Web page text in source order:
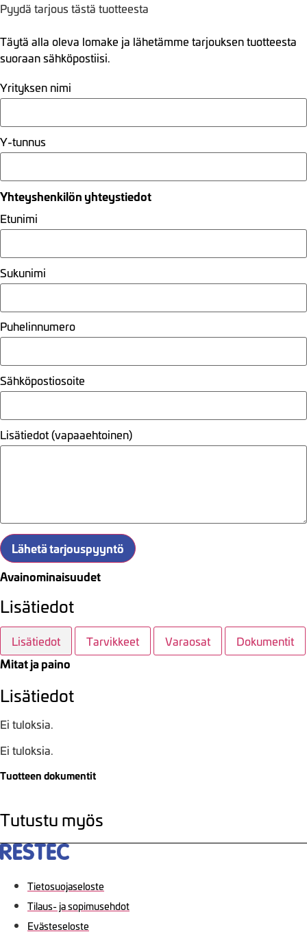
Pyydä tarjous tästä tuotteesta
Täytä alla oleva lomake ja lähetämme tarjouksen tuotteesta
suoraan sähköpostiisi.
Yrityksen nimi
Y-tunnus
Yhteyshenkilön yhteystiedot
Etunimi
Sukunimi
Puhelinnumero
Sähköpostiosoite
Lisätiedot (vapaaehtoinen)
Lähetä tarjouspyyntö
Avainominaisuudet
Lisätiedot
Lisätiedot Tarvikkeet Varaosat Dokumentit
Mitat ja paino
Lisätiedot
Ei tuloksia.
Ei tuloksia.
Tuotteen dokumentit
Tutustu myös
Tietosuojaseloste
Tilaus- ja sopimusehdot
Evästeseloste